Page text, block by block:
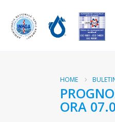
HOME
ORA